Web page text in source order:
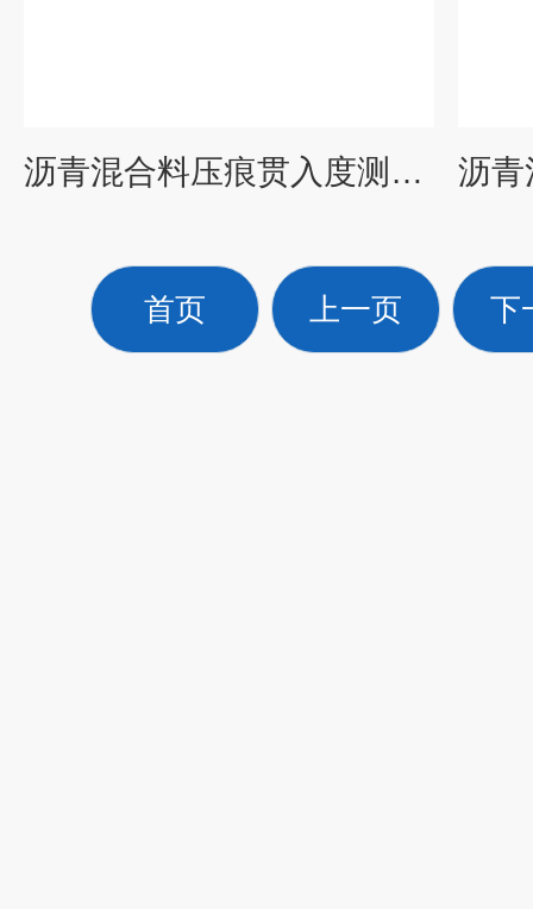
沥青混合料压痕贯入度测试仪科宇仪器
首页 上一页 下